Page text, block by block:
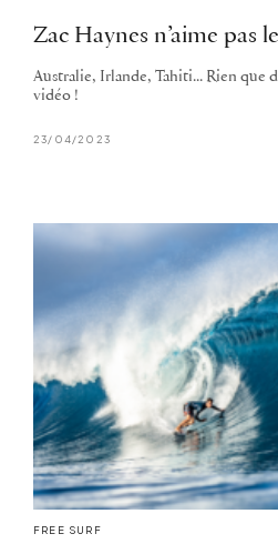
Zac Haynes n’aime pas
Australie, Irlande, Tahiti... Rien que
vidéo !
23/04/2023
FREE SURF